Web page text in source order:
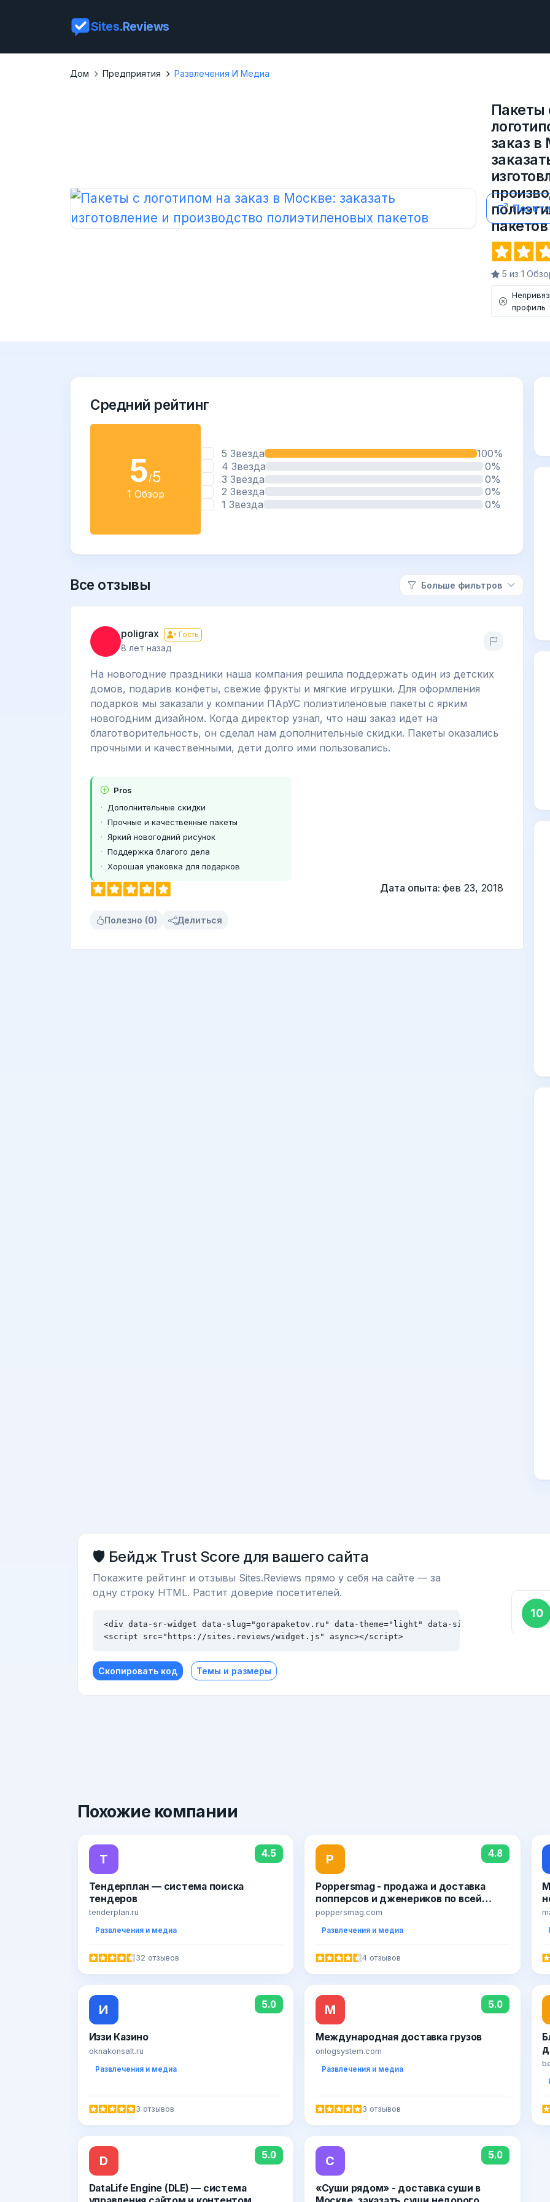
Sites.Reviews
Дом Предприятия Развлечения И Медиа
Пакеты
заказ в
пакетов
5 из 1
профиль
Средний рейтинг
5/5
1 Обзор
5 Звезда
100%
4 Звезда
0%
3 Звезда
0%
2 Звезда
0%
1 Звезда
0%
Все отзывы Больше фильтров
poligrax Гость
8 лет назад
На новогодние праздники наша компания решила поддержать один из детских
домов, подарив конфеты, свежие фрукты и мягкие игрушки. Для оформления
подарков мы заказали у компании ПАрУС полиэтиленовые пакеты с ярким
новогодним дизайном. Когда директор узнал, что наш заказ идет на
благотворительность, он сделал нам дополнительные скидки. Пакеты оказались
прочными и качественными, дети долго ими пользовались.
Pros
Дополнительные скидки
Прочные и качественные пакеты
Яркий новогодний рисунок
Поддержка благого дела
Хорошая упаковка для подарков
Дата опыта: фев 23, 2018
Полезно (0) Делиться
🛡️ Бейдж Trust Score для вашего сайта
Покажите рейтинг и отзывы Sites.Reviews прямо у себя на сайте — за
одну строку HTML. Растит доверие посетителей.
<div data-sr-widget data-slug="gorapaketov.ru" data-theme="light" data-size="md"></div>
<script src="https://sites.reviews/widget.js" async></script>
Скопировать код Темы и размеры
Похожие компании
Т 4.5
Тендерплан — система поиска
тендеров
tenderplan.ru
Развлечения и медиа
32 отзывов
P 4.8
Poppersmag - продажа и доставка
попперсов и дженериков по всей
России
poppersmag.com
Развлечения и медиа
4 отзывов
И 5.0
Иззи Казино
oknakonsalt.ru
Развлечения и медиа
3 отзывов
М 5.0
Международная доставка грузов
onlogsystem.com
Развлечения и медиа
3 отзывов
D 5.0
DataLife Engine (DLE) — система
C 5.0
«Cуши рядом» - доставка суши в